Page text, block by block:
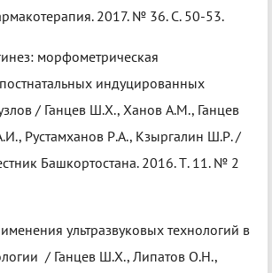
2017. № 36. С. 50-53.
морфометрическая
индуцированных
/ Ганцев Ш.Х., Ханов А.М., Ганцев
Рустамханов Р.А., Кзыргалин Ш.Р. /
Башкортостана. 2016. Т. 11. № 2
ультразвуковых технологий в
/ Ганцев Ш.Х., Липатов О.Н.,